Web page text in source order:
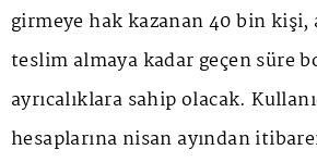
girmeye hak kazanan 40 bin kişi,
teslim almaya kadar geçen süre
ayrıcalıklara sahip olacak.
hesaplarına nisan ayından